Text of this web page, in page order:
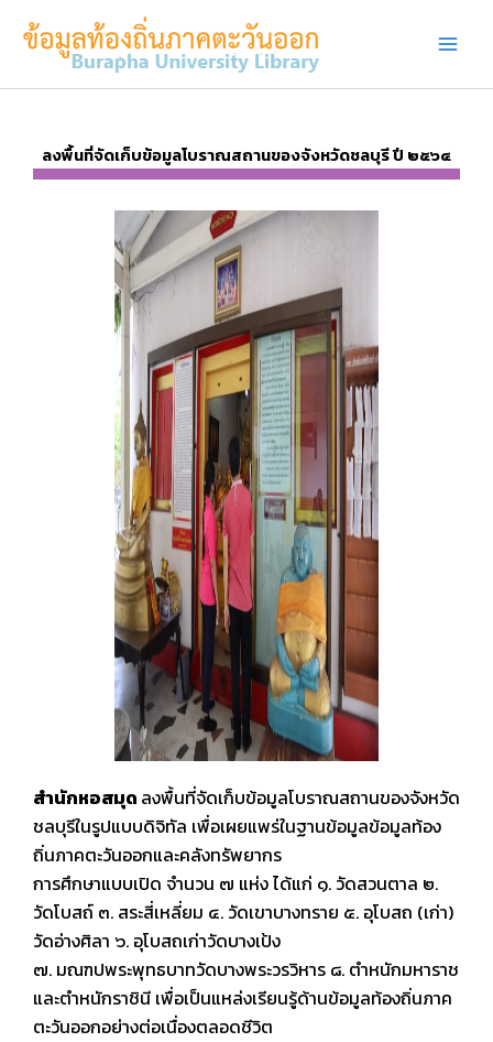
ลงพื้นที่จัดเก็บข้อมูลโบราณสถานของจังหวัดชลบุรี ปี ๒๕๖๔
สำนักหอสมุด ลงพื้นที่จัดเก็บข้อมูลโบราณสถานของจังหวัด
ชลบุรีในรูปแบบดิจิทัล เพื่อเผยแพร่ในฐานข้อมูลข้อมูลท้อง
ถิ่นภาคตะวันออกและคลังทรัพยากร
การศึกษาแบบเปิด จำนวน ๗ แห่ง ได้แก่ ๑. วัดสวนตาล ๒.
วัดโบสถ์ ๓. สระสี่เหลี่ยม ๔. วัดเขาบางทราย ๕. อุโบสถ (เก่า)
วัดอ่างศิลา ๖. อุโบสถเก่าวัดบางเป้ง
๗. มณฑปพระพุทธบาทวัดบางพระวรวิหาร ๘. ตำหนักมหาราช
และตำหนักราชินี เพื่อเป็นแหล่งเรียนรู้ด้านข้อมูลท้องถิ่นภาค
ตะวันออกอย่างต่อเนื่องตลอดชีวิต